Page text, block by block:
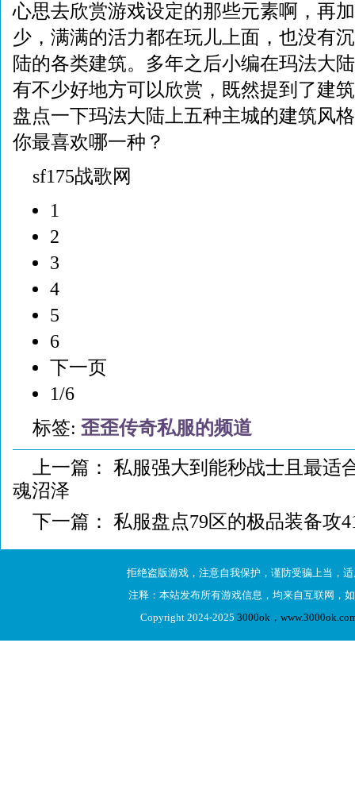
心思去欣赏游戏设定的那些元素啊，再
少，满满的活力都在玩儿上面，也没有
陆的各类建筑。多年之后小编在玛法大
有不少好地方可以欣赏，既然提到了建
盘点一下玛法大陆上五种主城的建筑风
你最喜欢哪一种？
sf175战歌网
1
2
3
4
5
6
下一页
1/6
标签: 歪歪传奇私服的频道
上一篇： 私服强大到能秒战士且最适
魂沼泽
下一篇： 私服盘点79区的极品装备攻
拒绝盗版游戏，注意自我保护，谨防受骗上当，
注释：本站发布所有游戏信息，均来自互联网，
Copyright 2024-2025 3000ok，